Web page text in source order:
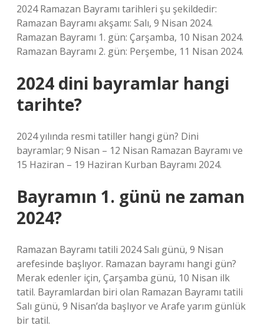
2024 Ramazan Bayramı tarihleri ​​şu şekildedir:
Ramazan Bayramı akşamı: Salı, 9 Nisan 2024.
Ramazan Bayramı 1. gün: Çarşamba, 10 Nisan 2024.
Ramazan Bayramı 2. gün: Perşembe, 11 Nisan 2024.
2024 dini bayramlar hangi
tarihte?
2024 yılında resmi tatiller hangi gün? Dini
bayramlar; 9 Nisan – 12 Nisan Ramazan Bayramı ve
15 Haziran – 19 Haziran Kurban Bayramı 2024.
Bayramın 1. günü ne zaman
2024?
Ramazan Bayramı tatili 2024 Salı günü, 9 Nisan
arefesinde başlıyor. Ramazan bayramı hangi gün?
Merak edenler için, Çarşamba günü, 10 Nisan ilk
tatil. Bayramlardan biri olan Ramazan Bayramı tatili
Salı günü, 9 Nisan’da başlıyor ve Arafe yarım günlük
bir tatil.